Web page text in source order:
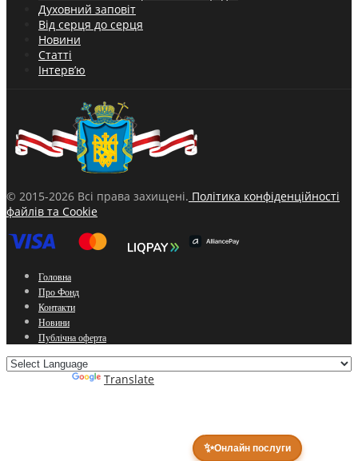
✨Онлайн послуги
Духовний заповіт
Від серця до серця
Новини
Статті
Інтерв’ю
© 2015-2026 Всі права захищені. Політика конфіденційності
файлів та Cookie
Головна
Про Фонд
Контакти
Новини
Публічна оферта
Translate